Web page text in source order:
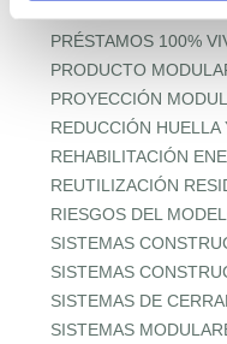
PRÉSTAMOS 100%
PRODUCTO
PROYECCIÓN
REDUCCIÓN HUELLA
REHABILITACIÓN
REUTILIZACIÓN
RIESGOS DEL
SISTEMAS
SISTEMAS
SISTEMAS DE
SISTEMAS